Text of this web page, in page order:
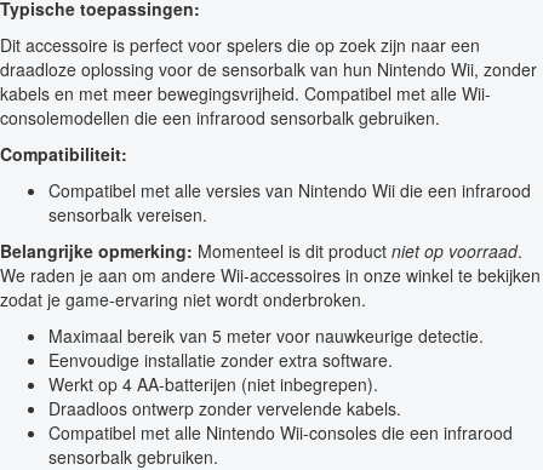
Typische toepassingen:
Dit accessoire is perfect voor spelers die op zoek zijn naar een
draadloze oplossing voor de sensorbalk van hun Nintendo Wii, zonder
kabels en met meer bewegingsvrijheid. Compatibel met alle Wii-
consolemodellen die een infrarood sensorbalk gebruiken.
Compatibiliteit:
Compatibel met alle versies van Nintendo Wii die een infrarood
sensorbalk vereisen.
Belangrijke opmerking: Momenteel is dit product niet op voorraad.
We raden je aan om andere Wii-accessoires in onze winkel te bekijken
zodat je game-ervaring niet wordt onderbroken.
Maximaal bereik van 5 meter voor nauwkeurige detectie.
Eenvoudige installatie zonder extra software.
Werkt op 4 AA-batterijen (niet inbegrepen).
Draadloos ontwerp zonder vervelende kabels.
Compatibel met alle Nintendo Wii-consoles die een infrarood
sensorbalk gebruiken.